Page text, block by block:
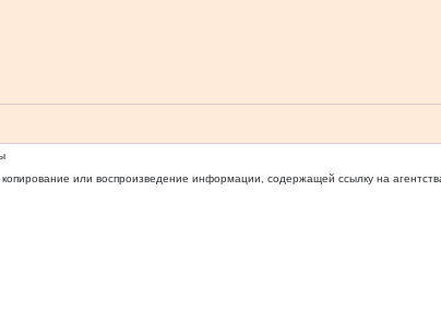
или воспроизведение информации, содержащей ссылку на